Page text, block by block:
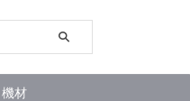
機材